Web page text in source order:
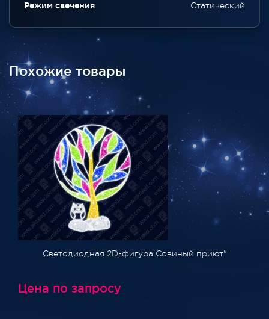
Режим свечения Статический
Похожие товары
Светодиодная 2D-фигура Совиный приют"
Цена по запросу